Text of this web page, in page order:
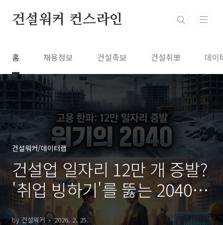
건설워커 컨스라인
홈 채용정보 건설족보 건설취뽀 데이
건설워커/데이터랩
건설업 일자리 12만 개 증발?
'취업 빙하기'를 뚫는 2040
생존 전략
by 건설워커 2026. 2. 25.